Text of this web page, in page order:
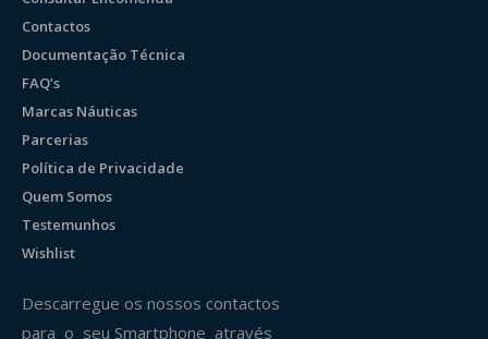
Contactos
Documentação Técnica
FAQ’s
Marcas Náuticas
Parcerias
Política de Privacidade
Quem Somos
Testemunhos
Wishlist
Descarregue os nossos contactos
para o seu Smartphone através